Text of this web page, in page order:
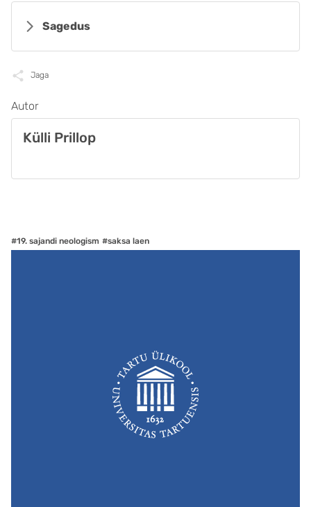
Sagedus
Jaga
Autor
Külli Prillop
#19. sajandi neologism #saksa laen